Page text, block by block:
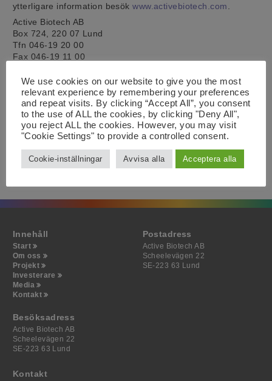
ytterligare information besökwww.activebiotech.com
Active Biotech AB
Box 724, 220 07 Lund
Tfn 046-19 20 00
Fax 046-19 11 00
This announcement is distributed by NASDAQ OMX
Corporate Solutions on behalf of NASDAQ OMX Corporate
Solutions clients.
The issuer of this announcement warrants that they are
of the information contained therein.
Source: Active Biotech via Globenewswire
Innehåll
Start
Om oss
Projekt
Investerare
Media
Kontakt
Postadress
Active Biotech AB
Scheelevägen 22
SE-223 63 Lund
Besöksadress
Active Biotech AB
Scheelevägen 22
SE-223 63 Lund
Kontakt
We use cookies on our website to give you the most
relevant experience by remembering your preferences
and repeat visits. By clicking “Accept All”, you consent
to the use of ALL the cookies, by clicking "Deny All",
you reject ALL the cookies. However, you may visit
"Cookie Settings" to provide a controlled consent.
Cookie-inställningar Avvisa alla Acceptera alla